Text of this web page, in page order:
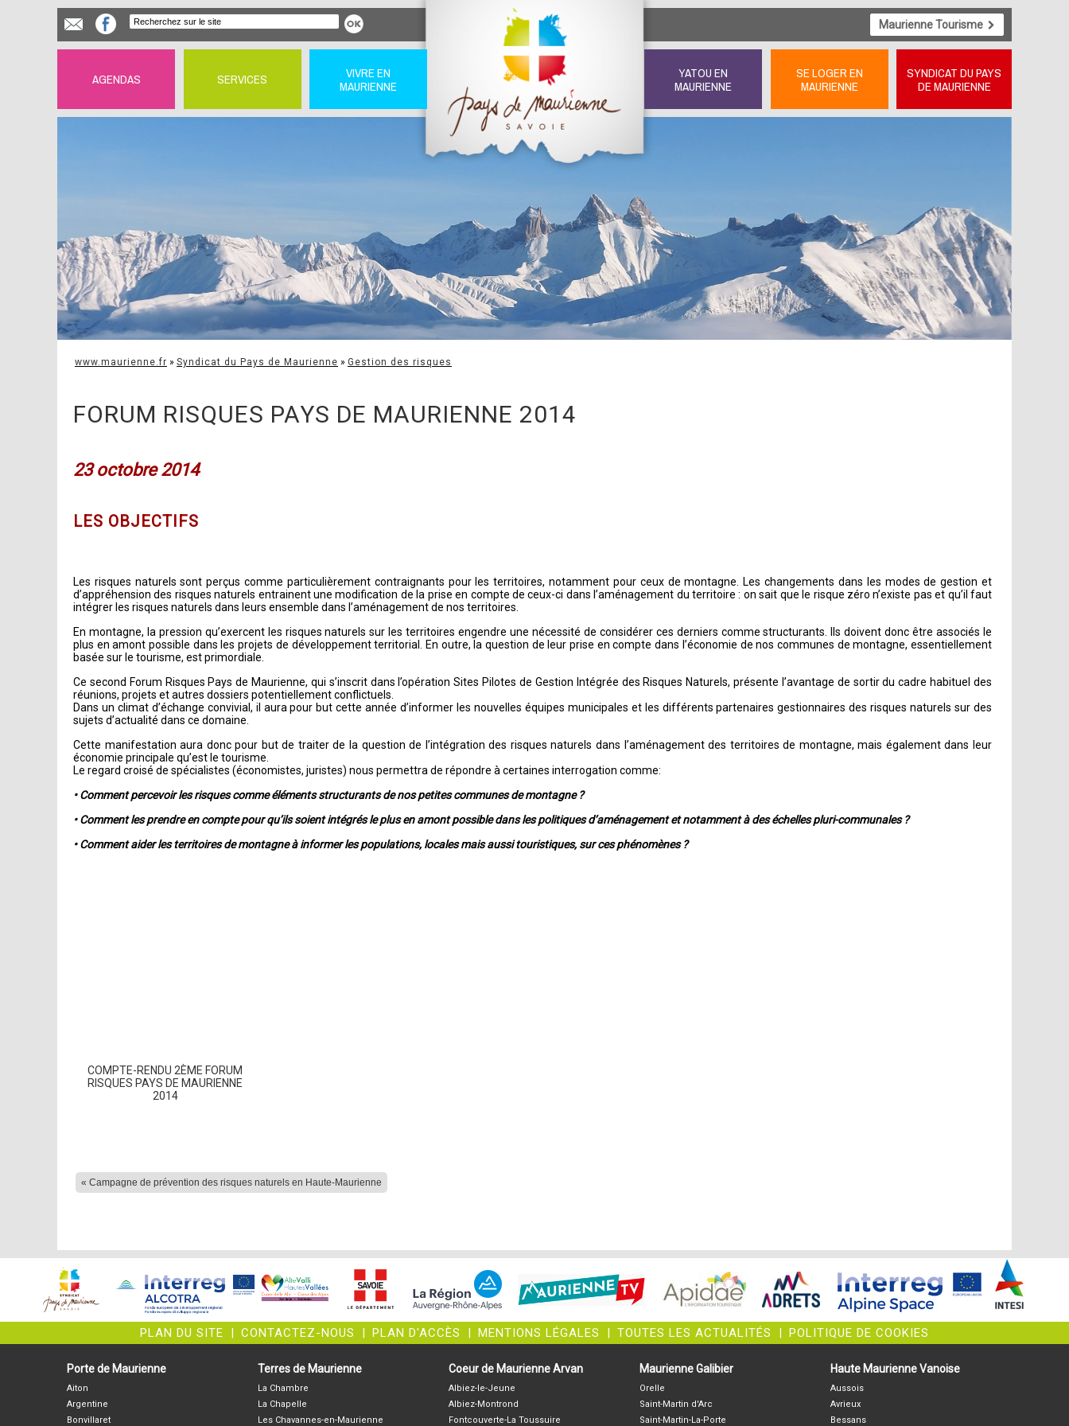
Maurienne Tourisme
AGENDAS SERVICES
VIVRE EN
MAURIENNE
YATOU EN
MAURIENNE
SE LOGER EN
MAURIENNE
SYNDICAT DU PAYS
DE MAURIENNE
www.maurienne.fr » Syndicat du Pays de Maurienne » Gestion des risques
FORUM RISQUES PAYS DE MAURIENNE 2014
23 octobre 2014
LES OBJECTIFS
Les risques naturels sont perçus comme particulièrement contraignants pour les territoires, notamment pour ceux de montagne. Les changements dans les modes de gestion et
d’appréhension des risques naturels entrainent une modification de la prise en compte de ceux-ci dans l’aménagement du territoire : on sait que le risque zéro n’existe pas et qu’il faut
intégrer les risques naturels dans leurs ensemble dans l’aménagement de nos territoires.
En montagne, la pression qu’exercent les risques naturels sur les territoires engendre une nécessité de considérer ces derniers comme structurants. Ils doivent donc être associés le
plus en amont possible dans les projets de développement territorial. En outre, la question de leur prise en compte dans l’économie de nos communes de montagne, essentiellement
basée sur le tourisme, est primordiale.
Ce second Forum Risques Pays de Maurienne, qui s’inscrit dans l’opération Sites Pilotes de Gestion Intégrée des Risques Naturels, présente l’avantage de sortir du cadre habituel des
réunions, projets et autres dossiers potentiellement conflictuels.
Dans un climat d’échange convivial, il aura pour but cette année d’informer les nouvelles équipes municipales et les différents partenaires gestionnaires des risques naturels sur des
sujets d’actualité dans ce domaine.
Cette manifestation aura donc pour but de traiter de la question de l’intégration des risques naturels dans l’aménagement des territoires de montagne, mais également dans leur
économie principale qu’est le tourisme.
Le regard croisé de spécialistes (économistes, juristes) nous permettra de répondre à certaines interrogation comme:
• Comment percevoir les risques comme éléments structurants de nos petites communes de montagne ?
• Comment les prendre en compte pour qu’ils soient intégrés le plus en amont possible dans les politiques d’aménagement et notamment à des échelles pluri-communales ?
• Comment aider les territoires de montagne à informer les populations, locales mais aussi touristiques, sur ces phénomènes ?
COMPTE-RENDU 2ÈME FORUM
RISQUES PAYS DE MAURIENNE
2014
« Campagne de prévention des risques naturels en Haute-Maurienne
PLAN DU SITE | CONTACTEZ-NOUS | PLAN D'ACCÈS | MENTIONS LÉGALES | TOUTES LES ACTUALITÉS | POLITIQUE DE COOKIES
Porte de Maurienne
Aiton
Argentine
Bonvillaret
Terres de Maurienne
La Chambre
La Chapelle
Les Chavannes-en-Maurienne
Coeur de Maurienne Arvan
Albiez-le-Jeune
Albiez-Montrond
Fontcouverte-La Toussuire
Maurienne Galibier
Orelle
Saint-Martin d'Arc
Saint-Martin-La-Porte
Haute Maurienne Vanoise
Aussois
Avrieux
Bessans